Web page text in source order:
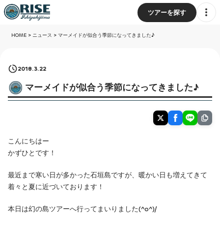
ツアーを探す
HOME> ニュース > マーメイドが似合う季節になってきました♪
2018.3.22
マーメイドが似合う季節になってきました♪
こんにちはー
かずひとです！
最近まで寒い日が多かった石垣島ですが、暖かい日も増えてきて
着々と夏に近づいております！
本日は幻の島ツアーへ行ってまいりました(^o^)/